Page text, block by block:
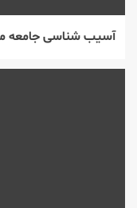
آسیب شناسی جامعه